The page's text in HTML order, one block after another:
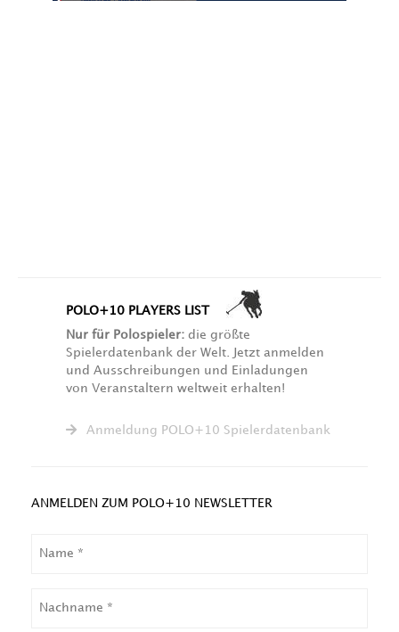
POLO+10 PLAYERS LIST
Nur für Polospieler: die größte
Spielerdatenbank der Welt. Jetzt anmelden
und Ausschreibungen und Einladungen
von Veranstaltern weltweit erhalten!
Anmeldung POLO+10 Spielerdatenbank
ANMELDEN ZUM POLO+10 NEWSLETTER